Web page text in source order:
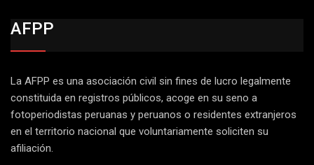
AFPP
La AFPP es una asociación civil sin fines de lucro legalmente
constituida en registros públicos, acoge en su seno a
fotoperiodistas peruanas y peruanos o residentes extranjeros
en el territorio nacional que voluntariamente soliciten su
afiliación.